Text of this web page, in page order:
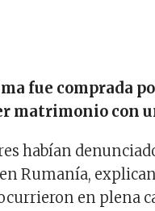
fue comprada
matrimonio con
habían
en Rumanía,
en plena